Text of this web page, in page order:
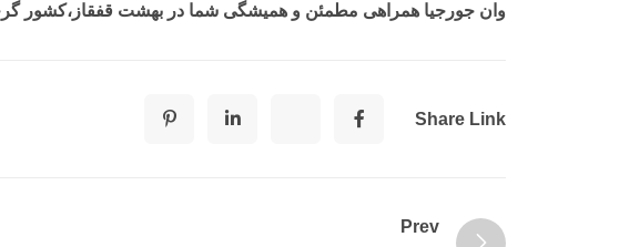
وان جورجیا همراهی مطمئن و همیشگی شما در بهشت قفقاز،کشور
Share Link
Prev